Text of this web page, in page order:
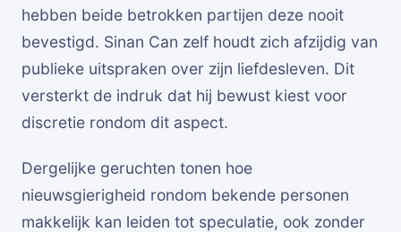
hebben beide betrokken partijen deze nooit
bevestigd. Sinan Can zelf houdt zich afzijdig van
publieke uitspraken over zijn liefdesleven. Dit
versterkt de indruk dat hij bewust kiest voor
discretie rondom dit aspect.
Dergelijke geruchten tonen hoe
nieuwsgierigheid rondom bekende personen
makkelijk kan leiden tot speculatie, ook zonder